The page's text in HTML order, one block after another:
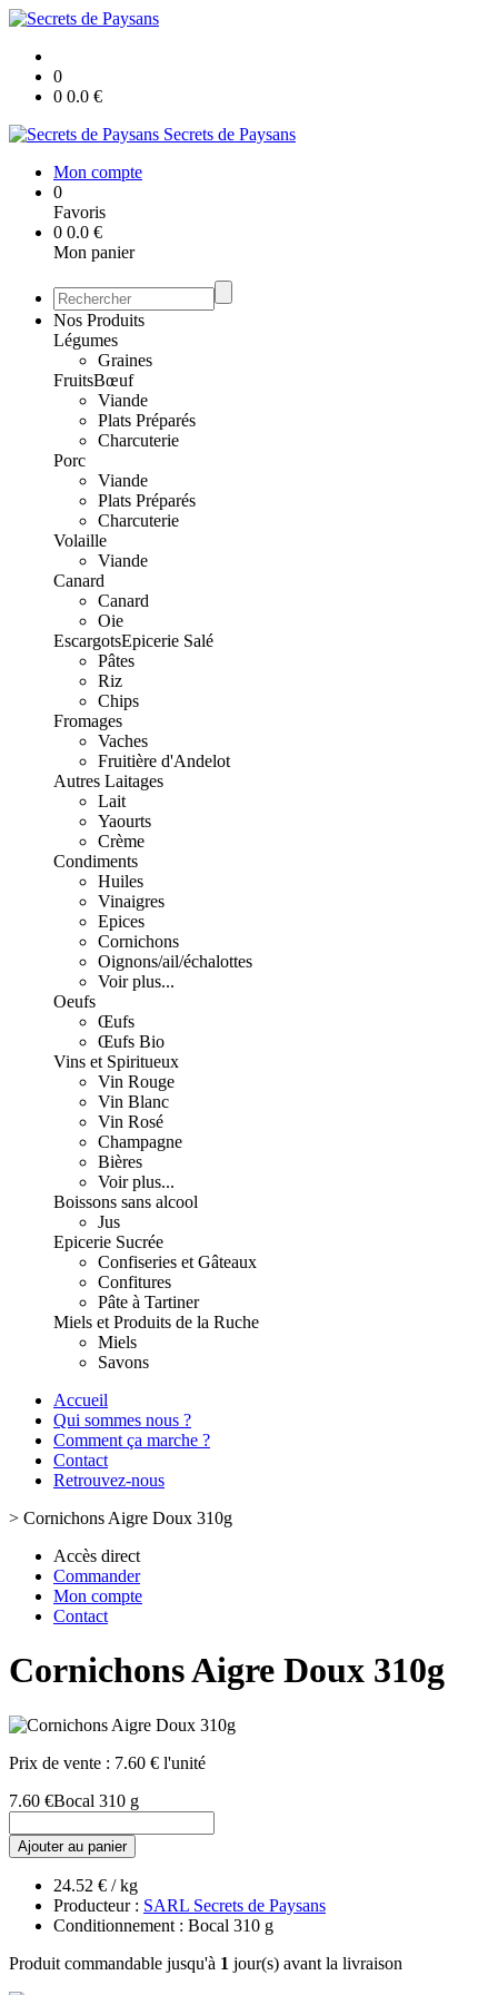
0
0 0.0 €
Secrets de Paysans
Mon compte
0
Favoris
0 0.0 €
Mon panier
Nos Produits
Légumes
Graines
FruitsBœuf
Viande
Plats Préparés
Charcuterie
Porc
Viande
Plats Préparés
Charcuterie
Volaille
Viande
Canard
Canard
Oie
EscargotsEpicerie Salé
Pâtes
Riz
Chips
Fromages
Vaches
Fruitière d'Andelot
Autres Laitages
Lait
Yaourts
Crème
Condiments
Huiles
Vinaigres
Epices
Cornichons
Oignons/ail/échalottes
Voir plus...
Oeufs
Œufs
Œufs Bio
Vins et Spiritueux
Vin Rouge
Vin Blanc
Vin Rosé
Champagne
Bières
Voir plus...
Boissons sans alcool
Jus
Epicerie Sucrée
Confiseries et Gâteaux
Confitures
Pâte à Tartiner
Miels et Produits de la Ruche
Miels
Savons
Accueil
Qui sommes nous ?
Comment ça marche ?
Contact
Retrouvez-nous
> Cornichons Aigre Doux 310g
Accès direct
Commander
Mon compte
Contact
Cornichons Aigre Doux 310g
Prix de vente : 7.60 € l'unité
7.60 €Bocal 310 g
Ajouter au panier
24.52 € / kg
Producteur : SARL Secrets de Paysans
Conditionnement : Bocal 310 g
Produit commandable jusqu'à 1 jour(s) avant la livraison